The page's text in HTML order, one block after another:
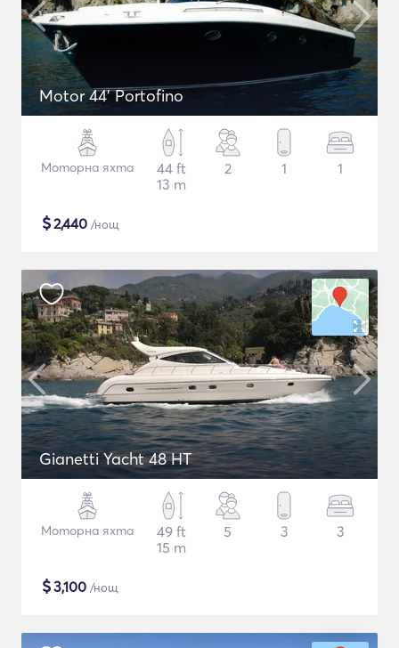
Motor 44' Portofino
Моторна яхта
44 ft
13 m
2 1 1
$2,440 /нощ
Gianetti Yacht 48 HT
Моторна яхта
49 ft
15 m
5 3 3
$3,100 /нощ